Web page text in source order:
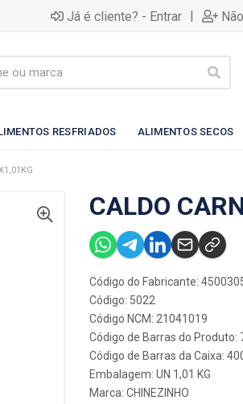
Já é cliente? - Entrar |
RESFRIADOS ALIMENTOS SECOS
CALDO
Código do Fabricante:
Código: 5022
Código NCM: 21041019
Código de Barras do Produto:
Código de Barras da Caixa:
Embalagem: UN 1,01 KG
Marca: CHINEZINHO